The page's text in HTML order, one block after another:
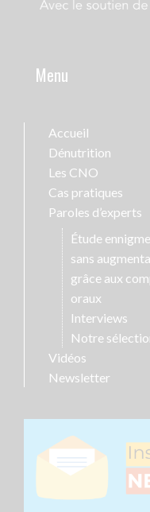
Menu
Accueil
Dénutrition
Les CNO
Cas pratiques
Paroles d’experts
Étude
sans
grâce aux
oraux
Interviews
Notre
Vidéos
Newsletter